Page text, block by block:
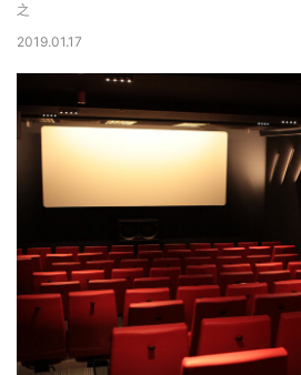
之
2019.01.17